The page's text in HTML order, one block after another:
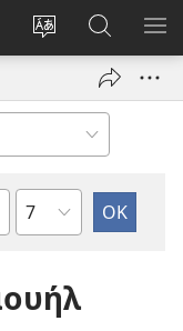
Αλλαγή
γλώσσας
ιστότοπου
Σύνδεση
(ανοίγει
παράθυρο)
στο
JW.ORG
Κεφάλαιο